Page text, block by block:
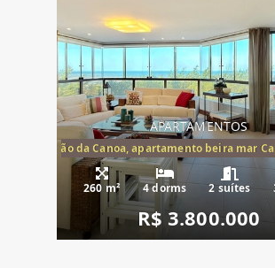
APARTAMENTOS
mar Capão da Canoa, apartamento beira mar
260 m² 4 dorms 2 suítes
R$ 3.800.000